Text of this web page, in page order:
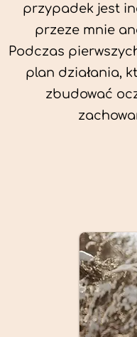
przypadek jest
przeze mnie
Podczas
plan działania,
zbudować